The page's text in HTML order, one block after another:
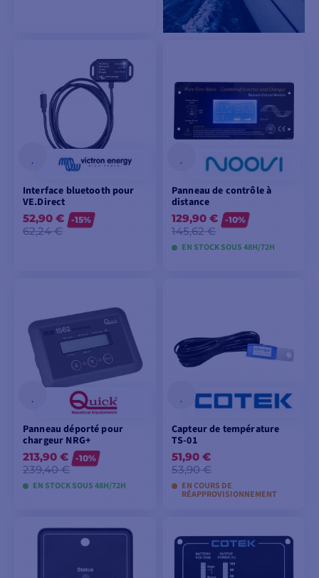
AJOUTER AU
PANIER
Interface bluetooth pour
VE.Direct
52,90 €
62,24 €
-15%
PANIER
Panneau de contrôle à
distance
129,90 €
145,62 €
-10%
EN STOCK SOUS 48H/72H
Panneau déporté pour
chargeur NRG+
213,90 €
239,40 €
-10%
EN STOCK SOUS 48H/72H
AJOUTER AU
PANIER
Capteur de température
TS-01
51,90 €
53,90 €
EN COURS DE
RÉAPPROVISIONNEMENT
AJOUTER AU
PANIER